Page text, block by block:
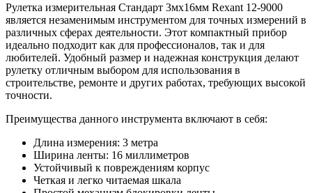
Рулетка измерительная Стандарт 3мх16мм Rexant 12-9000
является незаменимым инструментом для точных измерений в
различных сферах деятельности. Этот компактный прибор
идеально подходит как для профессионалов, так и для
любителей. Удобный размер и надежная конструкция делают
рулетку отличным выбором для использования в
строительстве, ремонте и других работах, требующих высокой
точности.
Преимущества данного инструмента включают в себя:
Длина измерения: 3 метра
Ширина ленты: 16 миллиметров
Устойчивый к повреждениям корпус
Четкая и легко читаемая шкала